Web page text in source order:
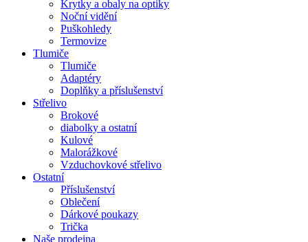
Krytky a obaly na optiky
Noční vidění
Puškohledy
Termovize
Tlumiče
Tlumiče
Adaptéry
Doplňky a příslušenství
Střelivo
Brokové
diabolky a ostatní
Kulové
Malorážkové
Vzduchovkové střelivo
Ostatní
Příslušenství
Oblečení
Dárkové poukazy
Trička
Naše prodejna